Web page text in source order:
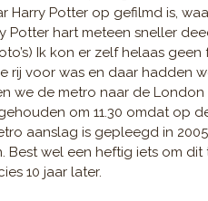
Harry Potter op gefilmd is,
Potter hart meteen sneller
Ik kon er zelf helaas
rij voor was en daar hadden
we de metro naar de
om 11.30 omdat op
aanslag is gepleegd in
Best wel een heftig iets om
10 jaar later.